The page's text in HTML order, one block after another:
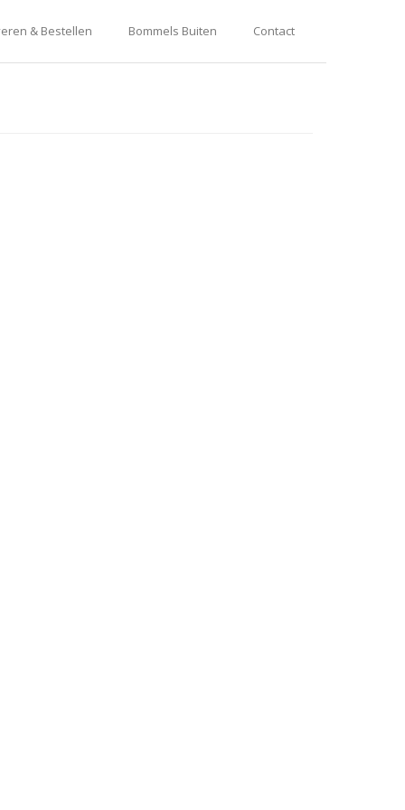
& Bestellen Bommels Buiten Contact